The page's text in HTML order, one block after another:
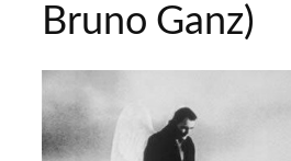
Bruno Ganz)